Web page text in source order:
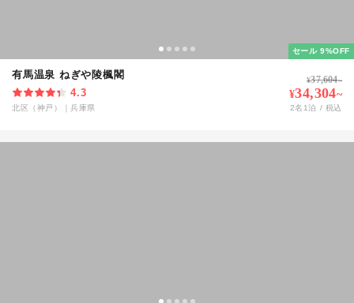
セール 9%OFF
有馬温泉 ねぎや陵楓閣
4.3
北区（神戸） ｜兵庫県
¥37,604~
¥34,304~
2名 1泊 / 税込